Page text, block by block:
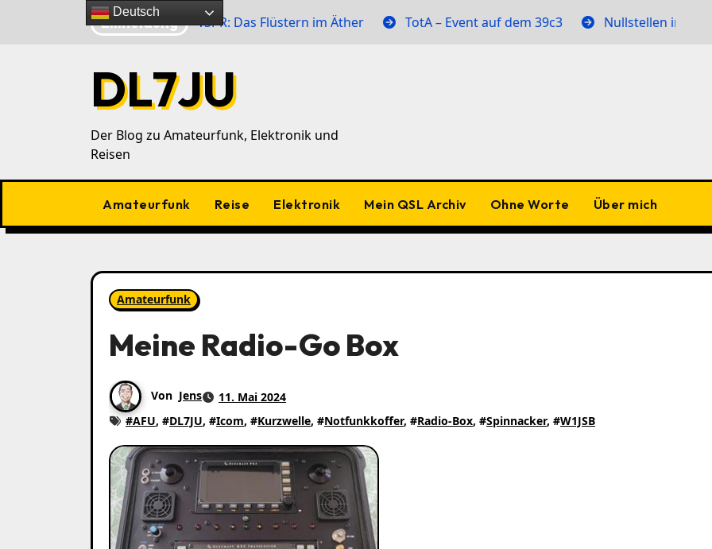
Eilmeldung
40‑m‑Band WSPR: Das Flüstern im Äther TotA – Event auf dem 39c3 Nullstellen im
DL7JU
Der Blog zu Amateurfunk, Elektronik und
Reisen
Amateurfunk Reise Elektronik Mein QSL Archiv Ohne Worte Über mich
Amateurfunk
Meine Radio-Go Box
Von Jens
11. Mai 2024
#AFU, #DL7JU, #Icom, #Kurzwelle, #Notfunkkoffer, #Radio-Box, #Spinnacker, #W1JSB
Deutsch